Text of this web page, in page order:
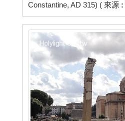
Constantine, AD 315) ( 來源 :